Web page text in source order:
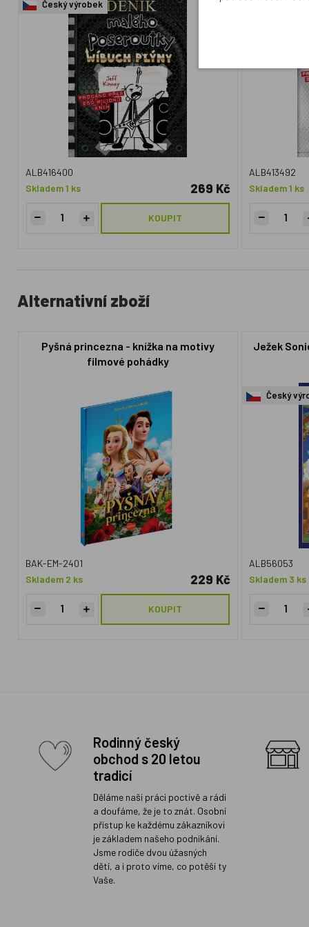
Český výrobek
ALB416400
Skladem 1 ks
269 Kč
KOUPIT
ALB413492
Skladem 1 ks
Alternativní zboží
Pyšná princezna - knížka na motivy
filmové pohádky
BAK-EM-2401
Skladem 2 ks
229 Kč
KOUPIT
Ježek
Český
ALB56053
Skladem 3 ks
Rodinný český
obchod s 20 letou
tradicí
Děláme naši práci poctivě a rádi
a doufáme, že je to znát. Osobní
přístup ke každému zákazníkovi
je základem našeho podnikání.
Jsme rodiče dvou úžasných
dětí, a i proto víme, co potěší ty
Vaše.